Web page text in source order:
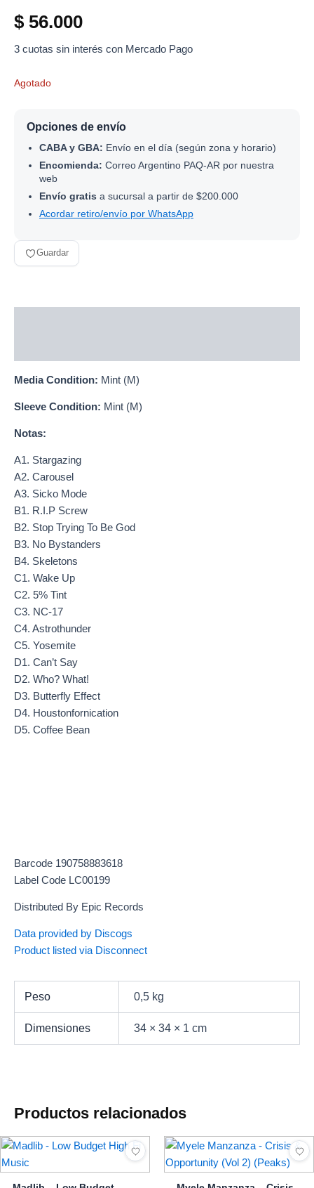
$ 56.000
3 cuotas sin interés con Mercado Pago
Agotado
Opciones de envío
CABA y GBA: Envío en el día (según zona y horario)
Encomienda: Correo Argentino PAQ-AR por nuestra
web
Envío gratis a sucursal a partir de $200.000
Acordar retiro/envío por WhatsApp
Guardar
Media Condition: Mint (M)
Sleeve Condition: Mint (M)
Notas:
A1. Stargazing
A2. Carousel
A3. Sicko Mode
B1. R.I.P Screw
B2. Stop Trying To Be God
B3. No Bystanders
B4. Skeletons
C1. Wake Up
C2. 5% Tint
C3. NC-17
C4. Astrothunder
C5. Yosemite
D1. Can’t Say
D2. Who? What!
D3. Butterfly Effect
D4. Houstonfornication
D5. Coffee Bean
Barcode 190758883618
Label Code LC00199
Distributed By Epic Records
Data provided by Discogs
Product listed via Disconnect
Peso 0,5 kg
Dimensiones 34 × 34 × 1 cm
Productos relacionados